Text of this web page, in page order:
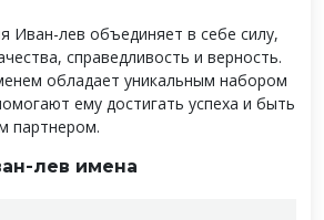
Иван-лев объединяет в себе силу,
справедливость и верность.
обладает уникальным набором
ему достигать успеха и быть
партнером.
лев имена